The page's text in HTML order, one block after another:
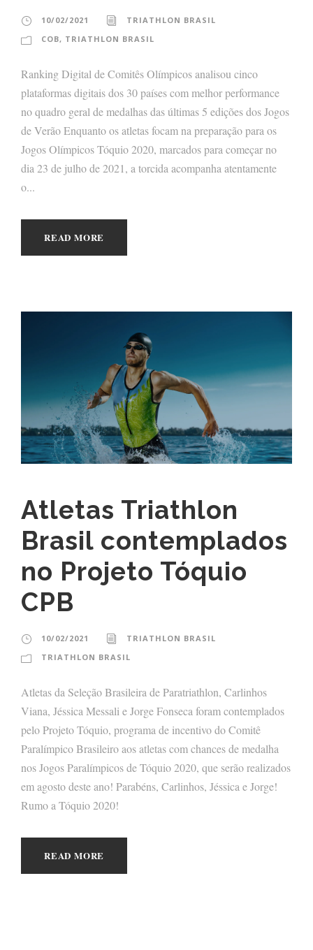
10/02/2021
TRIATHLON BRASIL
COB, TRIATHLON BRASIL
Ranking Digital de Comitês Olímpicos analisou cinco
plataformas digitais dos 30 países com melhor performance
no quadro geral de medalhas das últimas 5 edições dos Jogos
de Verão Enquanto os atletas focam na preparação para os
Jogos Olímpicos Tóquio 2020, marcados para começar no
dia 23 de julho de 2021, a torcida acompanha atentamente
o...
READ MORE
Atletas Triathlon
Brasil contemplados
no Projeto Tóquio
CPB
10/02/2021
TRIATHLON BRASIL
TRIATHLON BRASIL
Atletas da Seleção Brasileira de Paratriathlon, Carlinhos
Viana, Jéssica Messali e Jorge Fonseca foram contemplados
pelo Projeto Tóquio, programa de incentivo do Comitê
Paralímpico Brasileiro aos atletas com chances de medalha
nos Jogos Paralímpicos de Tóquio 2020, que serão realizados
em agosto deste ano! Parabéns, Carlinhos, Jéssica e Jorge!
Rumo a Tóquio 2020!
READ MORE